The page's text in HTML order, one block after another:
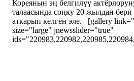
Кореянын эң белгилүү
талаасында соңку 20 жылдан бери
аткарып келген эле. [gallery
size="large" jnewsslider="true"